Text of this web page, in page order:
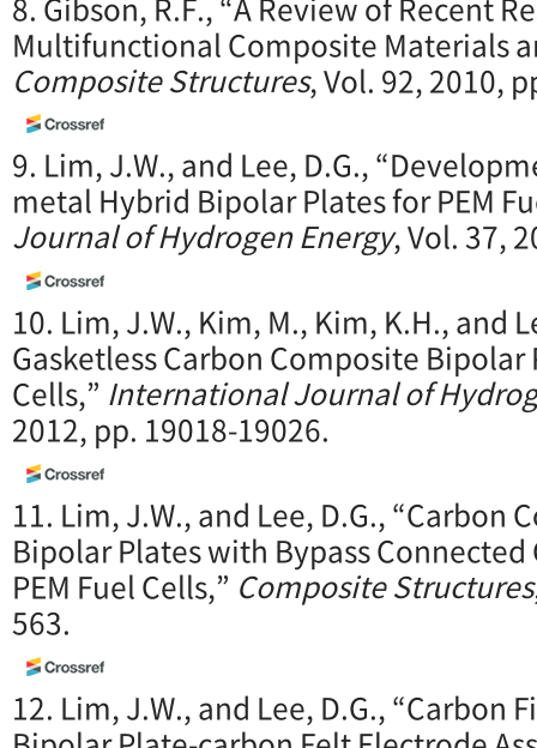
Multifunctional Composite Materials
Composite Structures, Vol. 92, 2010,
9. Lim, J.W., and Lee, D.G.,
metal Hybrid Bipolar Plates for PEM
Journal of Hydrogen Energy, Vol. 37,
10. Lim, J.W., Kim, M., Kim, K.H., and
Gasketless Carbon Composite Bipolar
Cells,” International Journal of
2012, pp. 19018-19026.
11. Lim, J.W., and Lee, D.G., “Carbon
Bipolar Plates with Bypass Connected
PEM Fuel Cells,” Composite Structures
563.
12. Lim, J.W., and Lee, D.G., “Carbon